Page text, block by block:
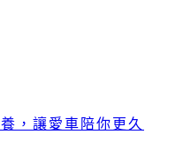
，讓愛車陪你更久